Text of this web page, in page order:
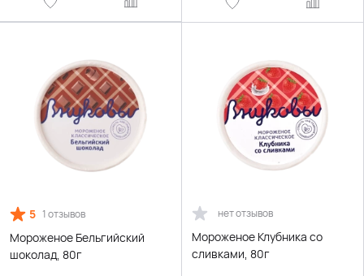
5 1 отзывов
Мороженое Бельгийский
шоколад, 80г
нет отзывов
Мороженое Клубника со
сливками, 80г